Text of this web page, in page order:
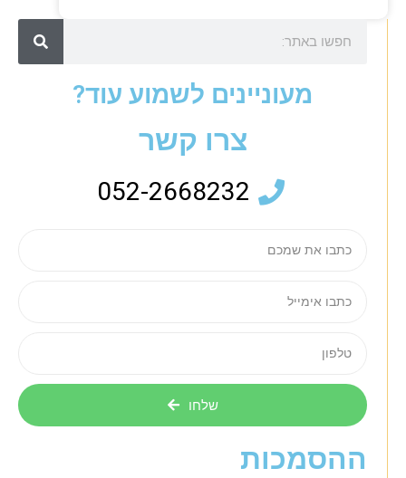
מעוניינים לשמוע עוד?
צרו קשר
052-2668232
שלחו
ההסמכות